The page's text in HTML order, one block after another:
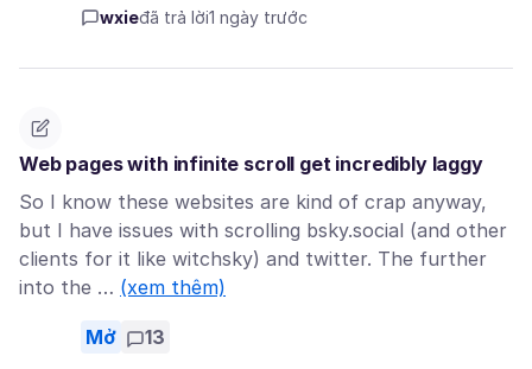
wxieđã trả lời1 ngày trước
Web pages with infinite scroll get incredibly laggy
So I know these websites are kind of crap anyway,
but I have issues with scrolling bsky.social (and other
clients for it like witchsky) and twitter. The further
into the … (xem thêm)
Mở 13